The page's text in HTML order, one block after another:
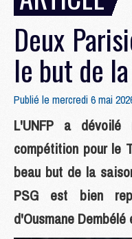
Deux
le but de
Publié le mercredi 6 mai
L'UNFP a
compétition pour le
beau but de la
PSG est bien
d'Ousmane